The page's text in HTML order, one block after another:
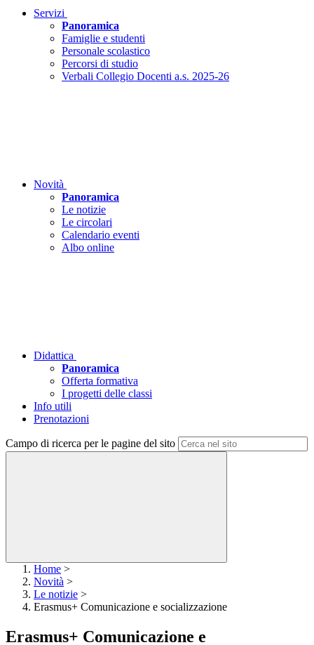
Servizi
Panoramica
Famiglie e studenti
Personale scolastico
Percorsi di studio
Verbali Collegio Docenti a.s. 2025-26
Novità
Panoramica
Le notizie
Le circolari
Calendario eventi
Albo online
Didattica
Panoramica
Offerta formativa
I progetti delle classi
Info utili
Prenotazioni
Campo di ricerca per le pagine del sito
Home >
Novità >
Le notizie >
Erasmus+ Comunicazione e socializzazione
Erasmus+ Comunicazione e